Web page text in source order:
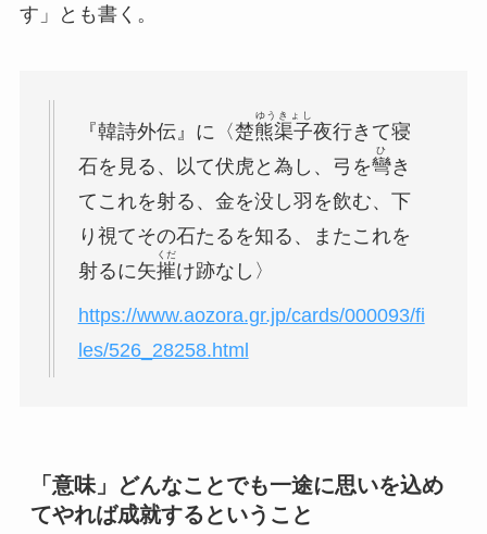
す」とも書く。
『韓詩外伝』に〈楚熊渠子
ゆうきょし
夜行きて寝
石を見る、以て伏虎と為し、弓を彎
ひ
き
てこれを射る、金を没し羽を飲む、下
り視てその石たるを知る、またこれを
射るに矢摧
くだ
け跡なし〉
https://www.aozora.gr.jp/cards/000093/fi
les/526_28258.html
「意味」どんなことでも一途に思いを込め
てやれば成就するということ